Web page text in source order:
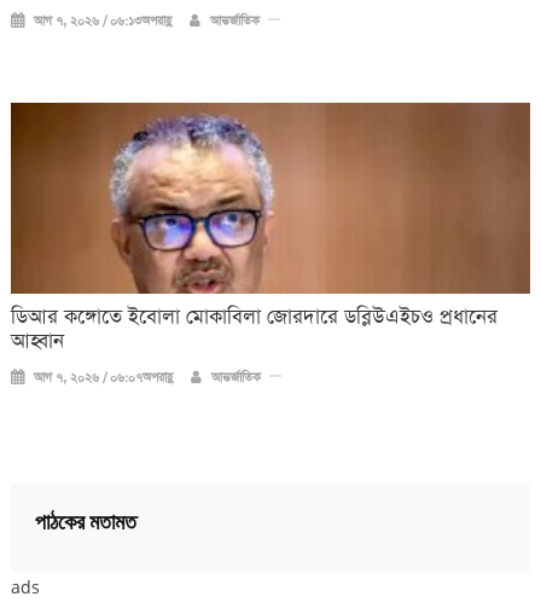
আগ ৭, ২০২৬ / ০৬:১৩অপরাহ্ণ আন্তর্জাতিক
ডিআর কঙ্গোতে ইবোলা মোকাবিলা জোরদারে ডব্লিউএইচও প্রধানের
আহ্বান
আগ ৭, ২০২৬ / ০৬:০৭অপরাহ্ণ আন্তর্জাতিক
পাঠকের মতামত
ads